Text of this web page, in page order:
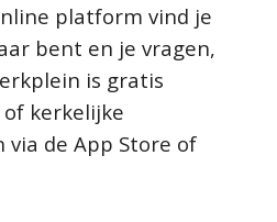
platform vind je
bent en je vragen,
is gratis
kerkelijke
de App Store of